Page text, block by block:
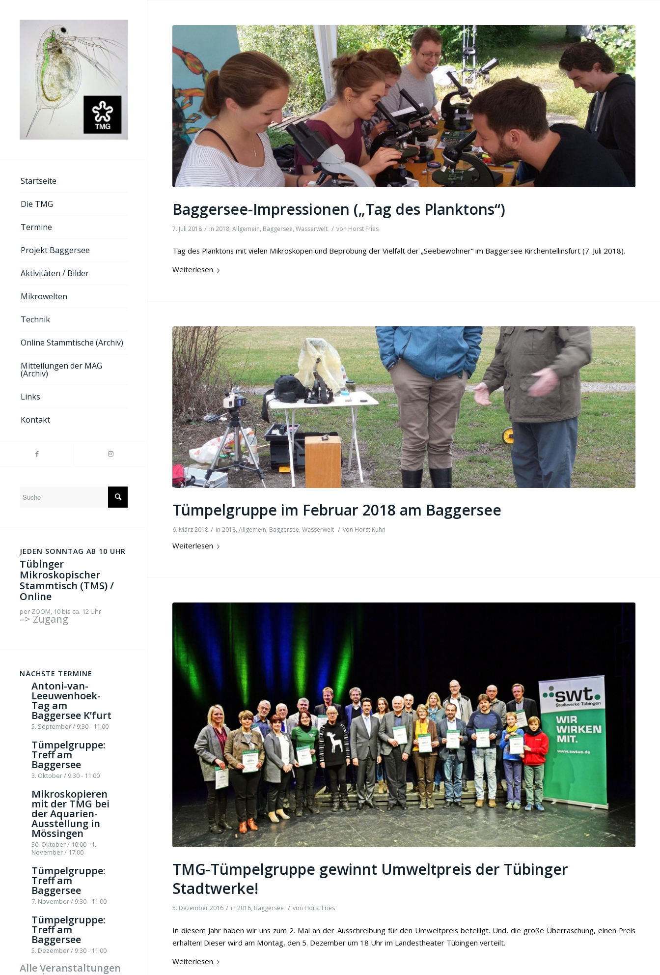
Startseite
Die TMG
Termine
Projekt Baggersee
Aktivitäten / Bilder
Mikrowelten
Technik
Online Stammtische (Archiv)
Mitteilungen der MAG
(Archiv)
Links
Kontakt
JEDEN SONNTAG AB 10 UHR
Tübinger
Mikroskopischer
Stammtisch (TMS) /
Online
per ZOOM, 10 bis ca. 12 Uhr
–> Zugang
NÄCHSTE TERMINE
Antoni-van-
Leeuwenhoek-
Tag am
Baggersee K’furt
5. September / 9:30- 11:00
Tümpelgruppe:
Treff am
Baggersee
3. Oktober / 9:30- 11:00
Mikroskopieren
mit der TMG bei
der Aquarien-
Ausstellung in
Mössingen
30. Oktober / 10:00- 1.
November / 17:00
Tümpelgruppe:
Treff am
Baggersee
7. November / 9:30- 11:00
Tümpelgruppe:
Treff am
Baggersee
5. Dezember / 9:30- 11:00
Alle Veranstaltungen
Baggersee-Impressionen („Tag des Planktons“)
7. Juli 2018 / in 2018, Allgemein, Baggersee, Wasserwelt / von Horst Fries
Tag des Planktons mit vielen Mikroskopen und Beprobung der Vielfalt der „Seebewohner“ im Baggersee Kirchentellinsfurt (7. Juli 2018).
Weiterlesen
Tümpelgruppe im Februar 2018 am Baggersee
6. März 2018 / in 2018, Allgemein, Baggersee, Wasserwelt / von Horst Kuhn
Weiterlesen
TMG-Tümpelgruppe gewinnt Umweltpreis der Tübinger
Stadtwerke!
5. Dezember 2016 / in 2016, Baggersee / von Horst Fries
In diesem Jahr haben wir uns zum 2. Mal an der Ausschreibung für den Umweltpreis beteiligt. Und, die große Überraschung, einen Preis
erhalten! Dieser wird am Montag, den 5. Dezember um 18 Uhr im Landestheater Tübingen verteilt.
Weiterlesen